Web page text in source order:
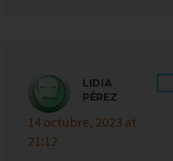
LIDIA
PÉREZ
14 octubre, 2023 at
21:12